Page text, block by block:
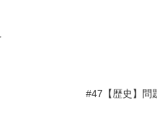
#47【歴史】